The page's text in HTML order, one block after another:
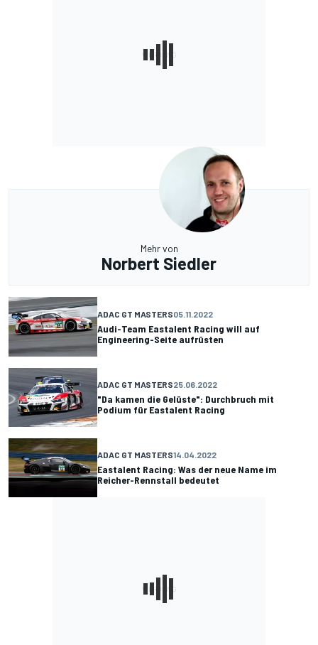
Mehr von
Norbert Siedler
ADAC GT MASTERS05.11.2022
Audi-Team Eastalent Racing will auf
Engineering-Seite aufrüsten
ADAC GT MASTERS25.06.2022
"Da kamen die Gelüste": Durchbruch mit
Podium für Eastalent Racing
ADAC GT MASTERS14.04.2022
Eastalent Racing: Was der neue Name im
Reicher-Rennstall bedeutet